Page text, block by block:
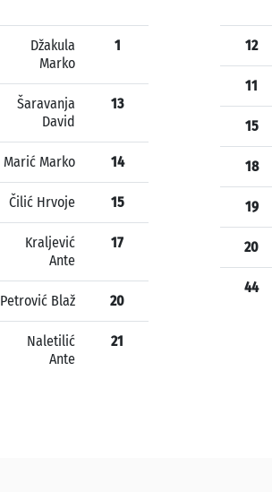
Džakula
Marko
1
Šaravanja
David
13
Marić Marko 14
Čilić Hrvoje 15
Kraljević
Ante
17
Petrović Blaž 20
Naletilić
Ante
21
12
11
15
18
19
20
44